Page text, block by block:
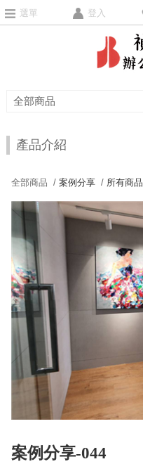
選單 登入
全部商品
產品介紹
全部商品 /案例分享 / 所有商品
案例分享-044